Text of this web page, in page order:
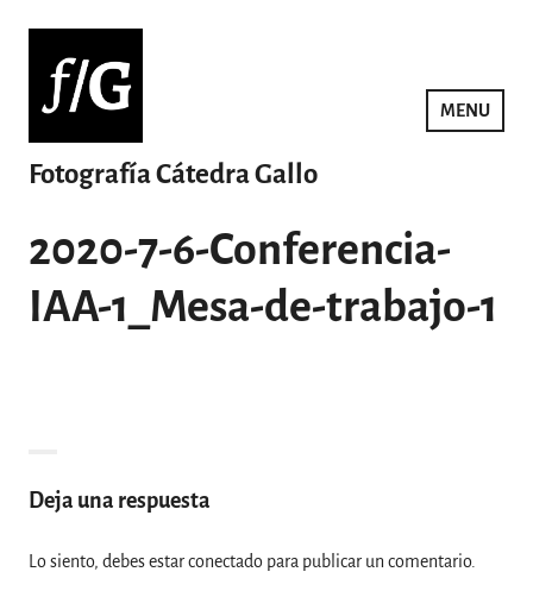
contenido
Fotografía Cátedra Gallo
MENU
2020-7-6-Conferencia-
IAA-1_Mesa-de-trabajo-1
Deja una respuesta
Lo siento, debes estarconectado para publicar un comentario.